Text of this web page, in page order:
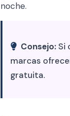
noche.
Consejo: Si
marcas
gratuita.